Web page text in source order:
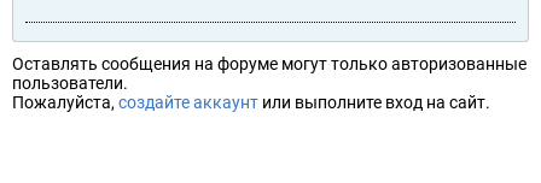
Оставлять сообщения на форуме могут только авторизованные
пользователи.
Пожалуйста, создайте аккаунт или выполните вход на сайт.